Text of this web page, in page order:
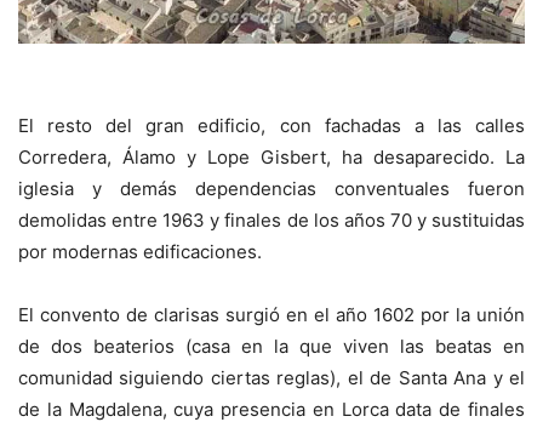
El resto del gran edificio, con fachadas a las calles
Corredera, Álamo y Lope Gisbert, ha desaparecido. La
iglesia y demás dependencias conventuales fueron
demolidas entre 1963 y finales de los años 70 y sustituidas
por modernas edificaciones.
El convento de clarisas surgió en el año 1602 por la unión
de dos beaterios (casa en la que viven las beatas en
comunidad siguiendo ciertas reglas), el de Santa Ana y el
de la Magdalena, cuya presencia en Lorca data de finales